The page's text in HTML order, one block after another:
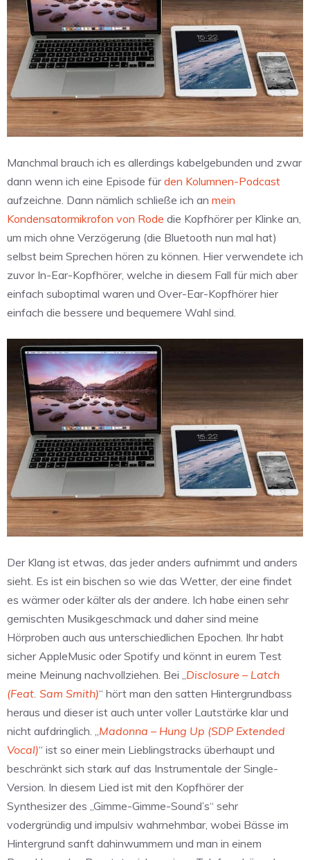
Manchmal brauch ich es allerdings kabelgebunden und zwar
dann wenn ich eine Episode fürden Kolumnen-Podcast
aufzeichne. Dann nämlich schließe ich an mein
Kondensatormikrofon von Rode die Kopfhörer per Klinke an,
um mich ohne Verzögerung (die Bluetooth nun mal hat)
selbst beim Sprechen hören zu können. Hier verwendete ich
zuvor In-Ear-Kopfhörer, welche in diesem Fall für mich aber
einfach suboptimal waren und Over-Ear-Kopfhörer hier
einfach die bessere und bequemere Wahl sind.
Der Klang ist etwas, das jeder anders aufnimmt und anders
sieht. Es ist ein bischen so wie das Wetter, der eine findet
es wärmer oder kälter als der andere. Ich habe einen sehr
gemischten Musikgeschmack und daher sind meine
Hörproben auch aus unterschiedlichen Epochen. Ihr habt
sicher AppleMusic oder Spotify und könnt in eurem Test
meine Meinung nachvollziehen. Bei „ Disclosure – Latch
(Feat. Sam Smith)“ hört man den satten Hintergrundbass
heraus und dieser ist auch unter voller Lautstärke klar und
nicht aufdringlich. „ Madonna – Hung Up (SDP Extended
Vocal)“ ist so einer mein Lieblingstracks überhaupt und
beschränkt sich stark auf das Instrumentale der Single-
Version. In diesem Lied ist mit den Kopfhörer der
Synthesizer des „Gimme-Gimme-Sound’s“ sehr
vodergründig und impulsiv wahrnehmbar, wobei Bässe im
Hintergrund sanft dahinwummern und man in einem